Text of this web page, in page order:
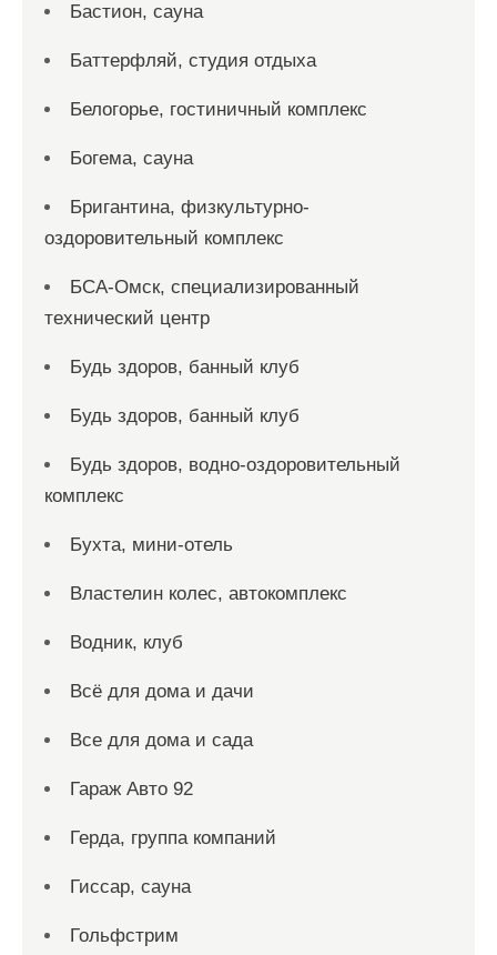
Бастион, сауна
Баттерфляй, студия отдыха
Белогорье, гостиничный комплекс
Богема, сауна
Бригантина, физкультурно-
оздоровительный комплекс
БСА-Омск, специализированный
технический центр
Будь здоров, банный клуб
Будь здоров, банный клуб
Будь здоров, водно-оздоровительный
комплекс
Бухта, мини-отель
Властелин колес, автокомплекс
Водник, клуб
Всё для дома и дачи
Все для дома и сада
Гараж Авто 92
Герда, группа компаний
Гиссар, сауна
Гольфстрим